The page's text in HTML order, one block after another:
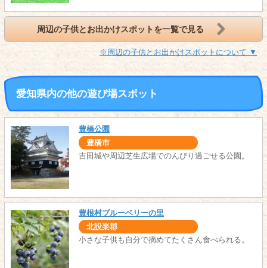
周辺の子供とお出かけスポットを一覧で見る
※周辺の子供とお出かけスポットについて ▼
愛知県内の他の遊び場スポット
豊橋公園
豊橋市
吉田城や周辺芝生広場でのんびり過ごせる公園。
豊根村ブルーベリーの里
北設楽郡
小さな子供も自分で摘めてたくさん食べられる。